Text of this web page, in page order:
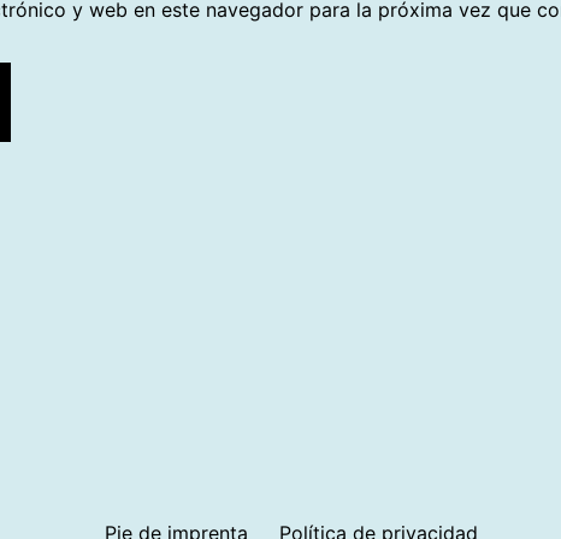
y web en este navegador para la próxima vez que
Pie de imprenta Política de privacidad